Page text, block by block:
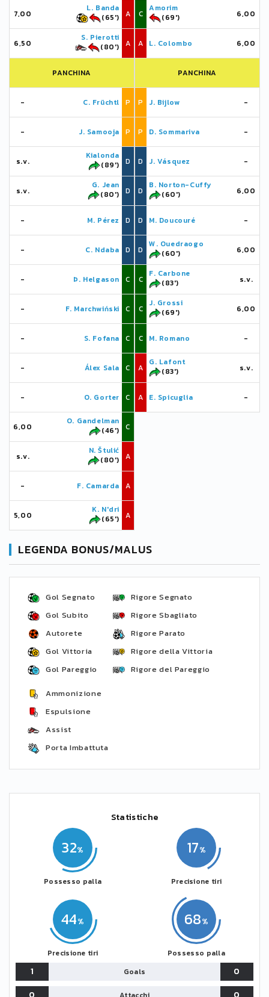
7,00
L. Banda
(65')
A
6,50
S. Pierotti
(80')
A
PANCHINA
- C. Früchtl P
- J. Samooja P
s.v.
Kialonda
(89')
D
s.v.
G. Jean
(80')
D
- M. Pérez D
- C. Ndaba D
- Þ. Helgason C
- F. Marchwiński C
- S. Fofana C
- Álex Sala C
- O. Gorter C
6,00
O. Gandelman
(46')
C
s.v.
N. Štulić
(80')
A
- F. Camarda A
5,00
K. N'dri
(65')
A
C
Amorim
(69')
6,00
A L. Colombo 6,00
PANCHINA
P J. Bijlow -
P D. Sommariva -
D J. Vásquez -
D
B. Norton-Cuffy
(60')
6,00
D M. Doucouré -
D
W. Ouedraogo
(60')
6,00
C
F. Carbone
(83')
s.v.
C
J. Grossi
(69')
6,00
C M. Romano -
A
G. Lafont
(83')
s.v.
A E. Spicuglia -
LEGENDA BONUS/MALUS
Gol Segnato
Gol Subito
Autorete
Gol Vittoria
Gol Pareggio
Rigore Segnato
Rigore Sbagliato
Rigore Parato
Rigore della Vittoria
Rigore del Pareggio
Ammonizione
Espulsione
Assist
Porta Imbattuta
Statistiche
32
Possesso palla
44
Precisione tiri
68
Possesso palla
17
Precisione tiri
1 Goals
0